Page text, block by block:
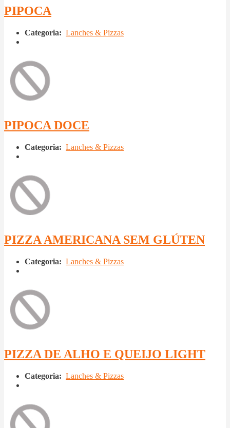
PIPOCA
Categoria: Lanches & Pizzas
PIPOCA DOCE
Categoria: Lanches & Pizzas
PIZZA AMERICANA SEM GLÚTEN
Categoria: Lanches & Pizzas
PIZZA DE ALHO E QUEIJO LIGHT
Categoria: Lanches & Pizzas